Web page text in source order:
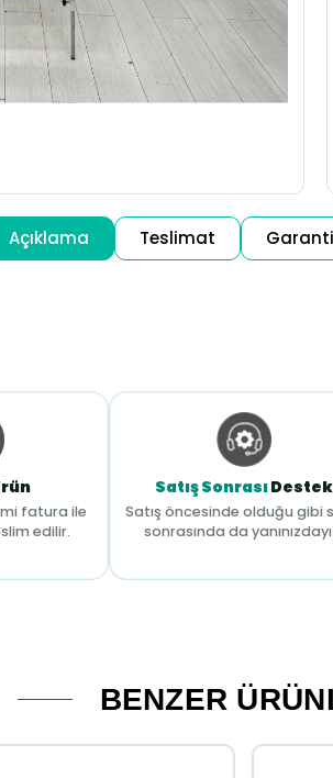
Açıklama Teslimat
fatura ile
edilir.
Satış SonrasıDestek
Satış öncesinde olduğu gibi
sonrasında da
BENZER